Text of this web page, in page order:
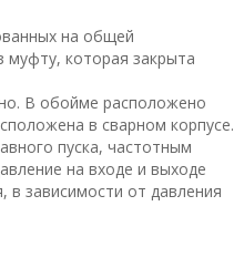
на общей
муфту, которая закрыта
В обойме расположено
в сварном корпусе.
пуска, частотным
на входе и выходе
в зависимости от давления